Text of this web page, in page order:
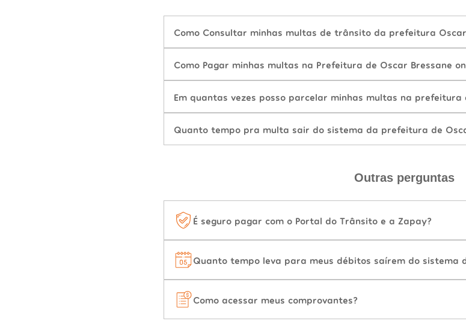
Como Consultar minhas multas de trânsito da prefeitura Oscar
Como Pagar minhas multas na Prefeitura de Oscar Bressane
Em quantas vezes posso parcelar minhas multas na prefeitura
Quanto tempo pra multa sair do sistema da prefeitura de
Outras perguntas
É seguro pagar com o Portal do Trânsito e a Zapay?
Quanto tempo leva para meus débitos saírem do sistema
Como acessar meus comprovantes?